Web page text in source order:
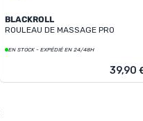
BLACKROLL
ROULEAU DE MASSAGE PRO
EN STOCK - EXPÉDIÉ EN 24/48H
39,90